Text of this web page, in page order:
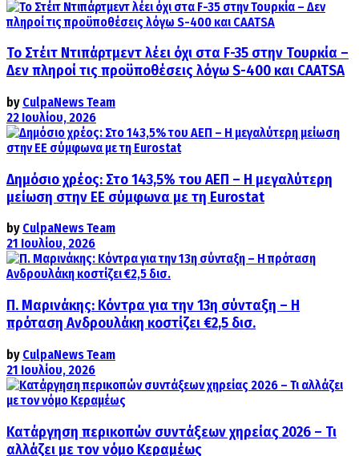
Το Στέιτ Ντιπάρτμεντ λέει όχι στα F-35 στην Τουρκία –
Δεν πληροί τις προϋποθέσεις λόγω S-400 και CAATSA
by CulpaNews Team
22 Ιουλίου, 2026
Δημόσιο χρέος: Στο 143,5% του ΑΕΠ – Η μεγαλύτερη
μείωση στην ΕΕ σύμφωνα με τη Eurostat
by CulpaNews Team
21 Ιουλίου, 2026
Π. Μαρινάκης: Κόντρα για την 13η σύνταξη – Η
πρόταση Ανδρουλάκη κοστίζει €2,5 δισ.
by CulpaNews Team
21 Ιουλίου, 2026
Κατάργηση περικοπών συντάξεων χηρείας 2026 – Τι
αλλάζει με τον νόμο Κεραμέως